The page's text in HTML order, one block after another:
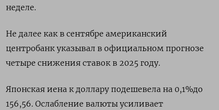
неделе.
Не далее как в сентябре американский
центробанк указывал в официальном прогнозе
четыре снижения ставок в 2025 году.
Японская иена к доллару подешевела на 0,1%​ до
156,56. Ослабление валюты усиливает